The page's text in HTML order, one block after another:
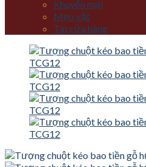
Khuyến mại
Mẹo vặt
Tin cửa hàng